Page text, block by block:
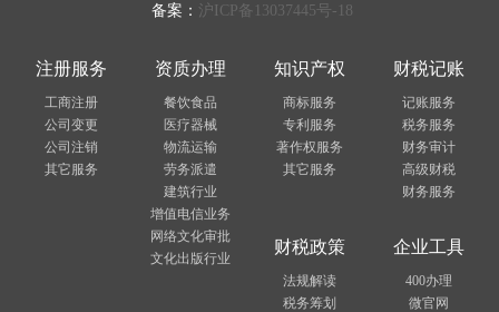
备案： 沪ICP备13037445号-18
注册服务
工商注册
公司变更
公司注销
其它服务
资质办理
餐饮食品
医疗器械
物流运输
劳务派遣
建筑行业
增值电信业务
网络文化审批
文化出版行业
知识产权
商标服务
专利服务
著作权服务
其它服务
财税记账
记账服务
税务服务
财务审计
高级财税
财务服务
财税政策
法规解读
税务筹划
企业工具
400办理
微官网